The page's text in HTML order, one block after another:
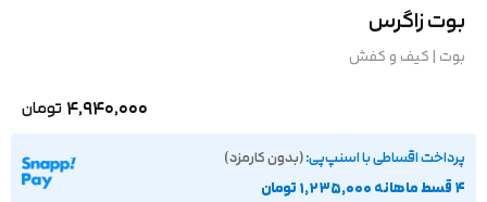
بوت زاگرس
بوت|کیف و کفش
4,940,000تومان
پرداخت اقساطی با اسنپ‌پی:(بدون کارمزد)
۴ قسط ماهانه 1,235,000 تومان